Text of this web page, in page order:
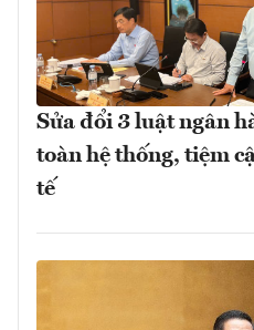
Sửa đổi 3 luật ngân
toàn hệ thống, tiệm
tế